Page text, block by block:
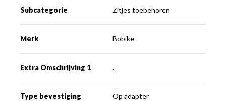
Subcategorie Zitjes toebehoren
Merk Bobike
Extra Omschrijving 1 .
Type bevestiging Op adapter